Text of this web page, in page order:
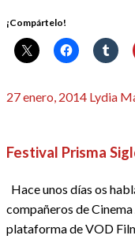
¡Compártelo!
Publicado
27 enero, 2014 Lydia
Festival Prisma
Hace unos días os
compañeros de
plataforma de VOD